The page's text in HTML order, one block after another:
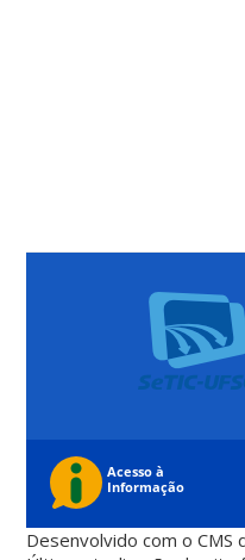
Desenvolvido com o